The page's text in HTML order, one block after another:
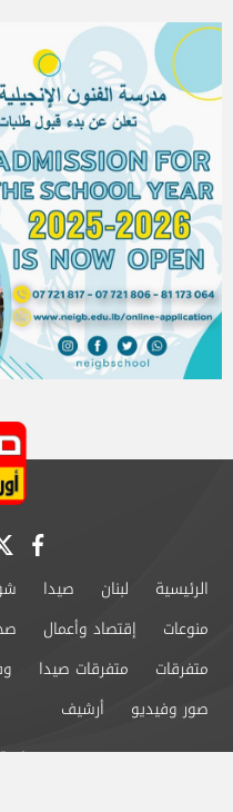
الرئيسية لبنان صيدا
منوعات
إقتصاد وأعمال
متفرقات
متفرقات صيدا
صور وفيديو
أرشيف
من نحن